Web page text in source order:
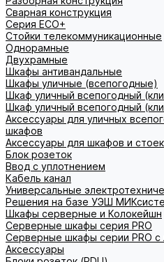
Сварная конструкция
Серия ECO+
Стойки телекоммуникационные
Однорамные
Двухрамные
Шкафы антивандальные
Шкафы уличные (всепогодные)
Шкаф уличный всепогодный
Шкаф уличный всепогодный
Аксессуары для уличных
шкафов
Аксессуары для шкафов и стоек
Блок розеток
Ввод с уплотнением
Кабель канал
Универсальные
Решения на базе УЭШ
Шкафы серверные и Колокейшн
Серверные шкафы серия PRO
Серверные шкафы серии PRO с
Аксессуары